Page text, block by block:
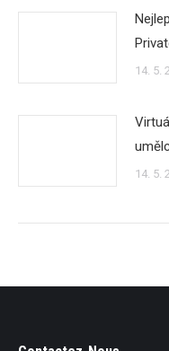
14. 5.
14. 5.